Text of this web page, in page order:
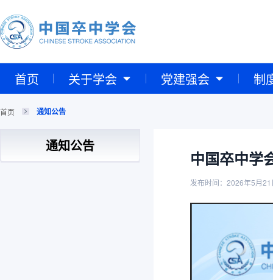
首页 关于学会 党建强会 制
首页 通知公告
通知公告
中国卒中学
发布时间：2026年5月21